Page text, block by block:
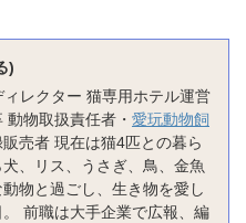
)
レクター 猫専用ホテル運営
動物取扱責任者・ 愛玩動物飼
販売者 現在は猫4匹との暮ら
、リス、うさぎ、鳥、金魚
物と過ごし、生き物を愛し
前職は大手企業で広報、編